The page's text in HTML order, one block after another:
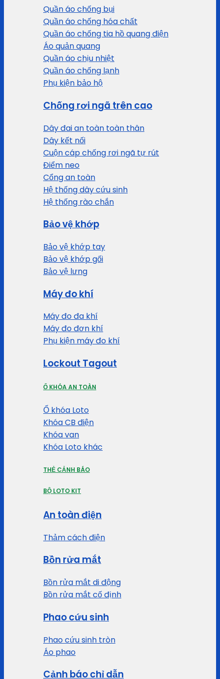
Quần áo chống bụi
Quần áo chống hóa chất
Quần áo chống tia hồ quang điện
Áo quản quang
Quần áo chịu nhiệt
Quần áo chống lạnh
Phụ kiện bảo hộ
Chống rơi ngã trên cao
Dây đai an toàn toàn thân
Dây kết nối
Cuộn cáp chống rơi ngã tự rút
Điểm neo
Cổng an toàn
Hệ thống dây cứu sinh
Hệ thống rào chắn
Bảo vệ khớp
Bảo vệ khớp tay
Bảo vệ khớp gối
Bảo vệ lưng
Máy đo khí
Máy đo đa khí
Máy đo đơn khí
Phụ kiện máy đo khí
Lockout Tagout
Ổ KHÓA AN TOÀN
Ổ khóa Loto
Khóa CB điện
Khóa van
Khóa Loto khác
THẺ CẢNH BÁO
BỘ LOTO KIT
An toàn điện
Thảm cách điện
Bồn rửa mắt
Bồn rửa mắt di động
Bồn rửa mắt cố định
Phao cứu sinh
Phao cứu sinh tròn
Áo phao
Cảnh báo chỉ dẫn